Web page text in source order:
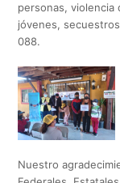
personas, violencia
jóvenes,
088.
Nuestro